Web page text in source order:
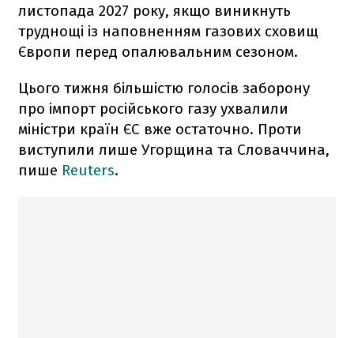
листопада 2027 року, якщо виникнуть
труднощі із наповненням газових сховищ
Європи перед опалювальним сезоном.
Цього тижня більшістю голосів заборону
про імпорт російського газу ухвалили
міністри країн ЄС вже остаточно. Проти
виступили лише Угорщина та Словаччина,
пише Reuters.